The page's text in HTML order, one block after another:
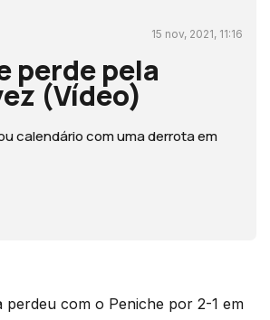
15 nov, 2021, 11:16
perde pela
(Vídeo)
calendário com uma derrota em
perdeu com o Peniche por 2-1 em